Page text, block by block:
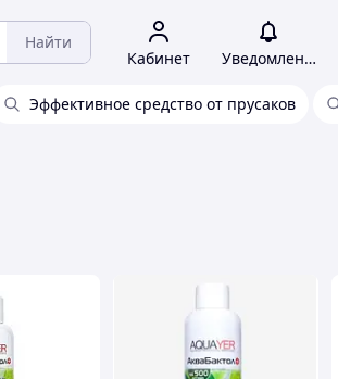
Найти
Кабинет Уведомления
Эффективное средство от прусаков